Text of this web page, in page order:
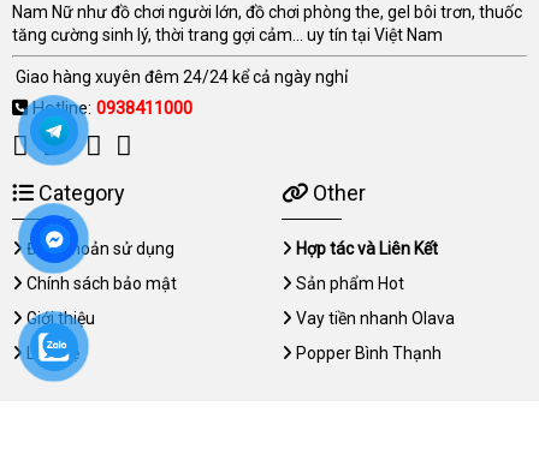
Nam Nữ như đồ chơi người lớn, đồ chơi phòng the, gel bôi trơn, thuốc
tăng cường sinh lý, thời trang gợi cảm... uy tín tại Việt Nam
Giao hàng xuyên đêm 24/24 kể cả ngày nghỉ
Hotline: 0938411000
Category
Điều khoản sử dụng
Chính sách bảo mật
Giới thiệu
Liên hệ
Other
Hợp tác và Liên Kết
Sản phẩm Hot
Vay tiền nhanh Olava
Popper Bình Thạnh